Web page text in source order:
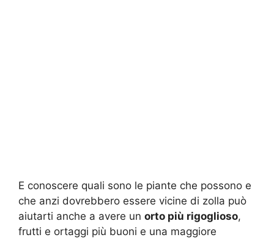
E conoscere quali sono le piante che possono e
che anzi dovrebbero essere vicine di zolla può
aiutarti anche a avere un orto più rigoglioso,
frutti e ortaggi più buoni e una maggiore